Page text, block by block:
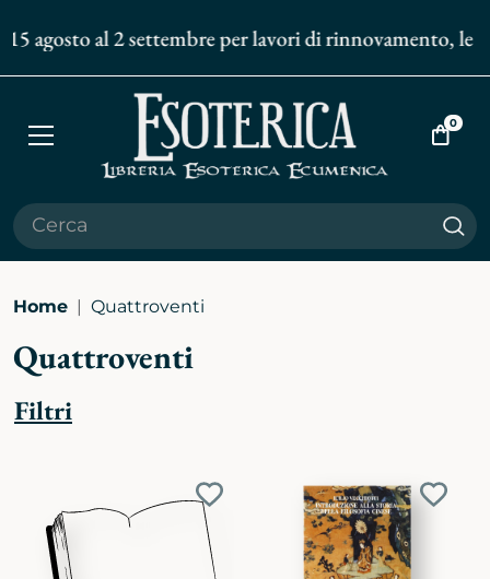
agosto al 2 settembre per lavori di rinnovamento,
Apri
Vai
0
Home Quattroventi
Quattroventi
Filtri
Aggiungi
ai
preferiti